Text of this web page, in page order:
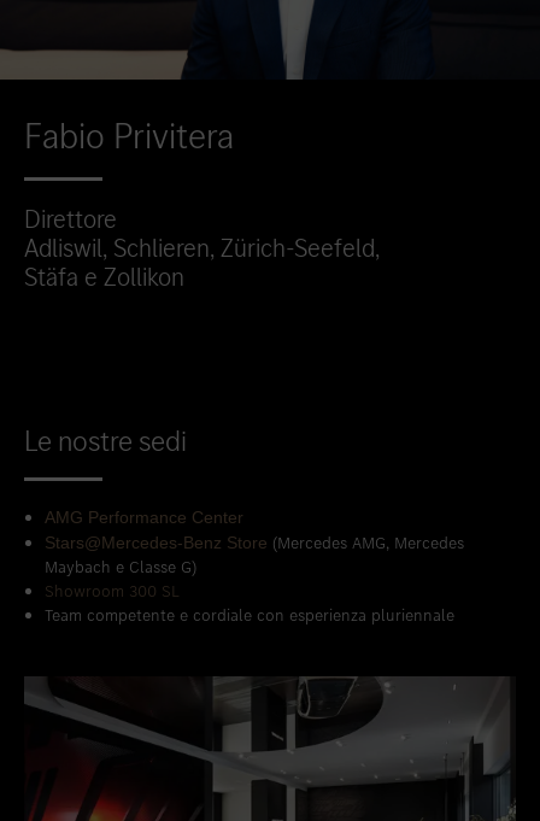
Fabio Privitera
Direttore
Adliswil, Schlieren, Zürich-Seefeld,
Stäfa e Zollikon
Le nostre sedi
AMG Performance Center
Stars@Mercedes-Benz Store (Mercedes AMG, Mercedes
Maybach e Classe G)
Showroom 300 SL
Team competente e cordiale con esperienza pluriennale